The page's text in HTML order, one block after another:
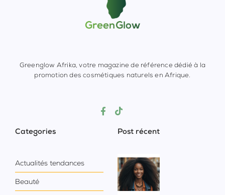
Greenglow Afrika, votre magazine de référence dédié à la
promotion des cosmétiques naturels en Afrique.
Categories
Actualités tendances
Beauté
Post récent